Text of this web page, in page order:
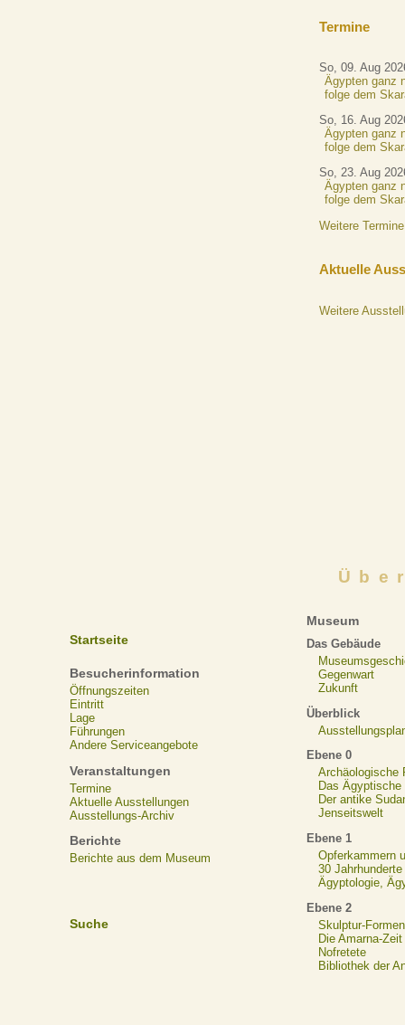
Termine
So, 09. Aug
Ägypten ganz
folge dem
So, 16. Aug
Ägypten ganz
folge dem
So, 23. Aug
Ägypten ganz
folge dem
Weitere Termine
Aktuelle
Weitere
Startseite
Besucherinformation
Öffnungszeiten
Eintritt
Lage
Führungen
Andere Serviceangebote
Veranstaltungen
Termine
Aktuelle Ausstellungen
Ausstellungs-Archiv
Berichte
Berichte aus dem Museum
Suche
Museum
Das Gebäude
Gegenwart
Zukunft
Überblick
Ebene 0
Archäologische
Das Ägyptische
Der antike
Jenseitswelt
Ebene 1
Opferkammern
30
Ägyptologie,
Ebene 2
Skulptur-Formen
Die Amarna-Zeit
Nofretete
Bibliothek der